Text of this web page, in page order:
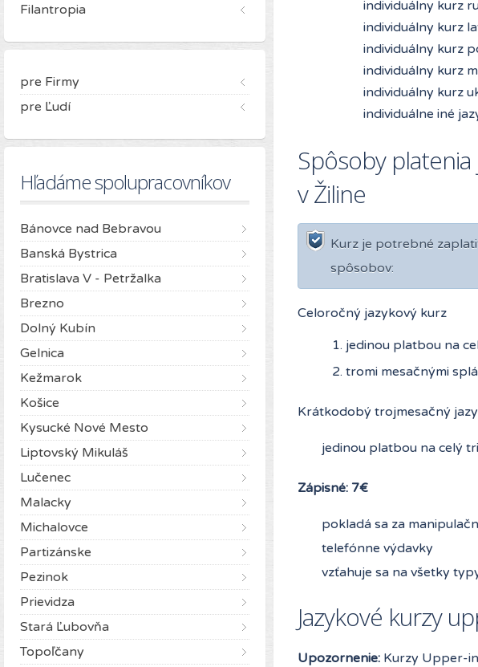
individuálny kurz
individuálny kurz
individuálny kurz
individuálny kurz
individuálny kurz
individuálne iné
Spôsoby
v Žiline
Kurz je potrebné
spôsobov:
Celoročný jazykový kurz
jedinou platbou na
tromi mesačnými
Krátkodobý trojmesačný
jedinou platbou na celý
Zápisné: 7€
pokladá sa za
telefónne výdavky
vzťahuje sa na všetky
Jazykové kurzy
Upozornenie: Kurzy Upper-
Filantropia
pre Firmy
pre Ľudí
Hľadáme spolupracovníkov
Bánovce nad Bebravou
Banská Bystrica
Bratislava V - Petržalka
Brezno
Dolný Kubín
Gelnica
Kežmarok
Košice
Kysucké Nové Mesto
Liptovský Mikuláš
Lučenec
Malacky
Michalovce
Partizánske
Pezinok
Prievidza
Stará Ľubovňa
Topoľčany